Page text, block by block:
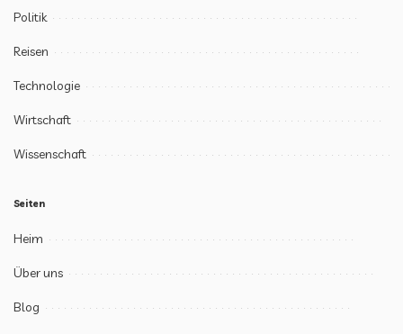
Politik
Reisen
Technologie
Wirtschaft
Wissenschaft
Seiten
Heim
Über uns
Blog